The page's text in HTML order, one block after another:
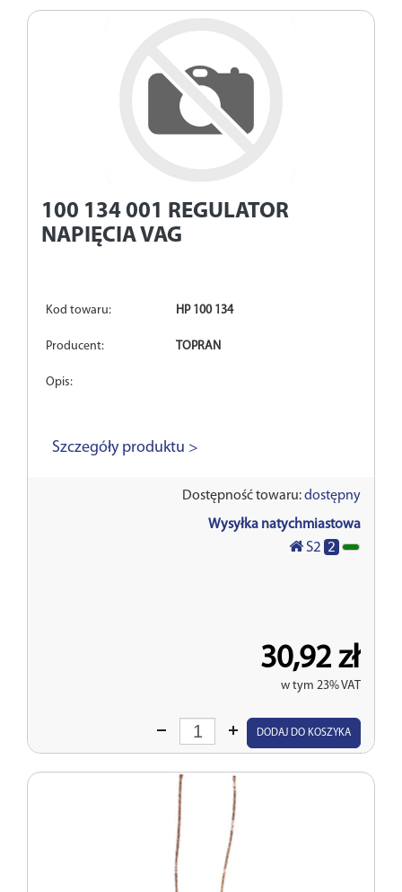
100 134 001
REGULATOR
NAPIĘCIA VAG
Kod towaru: HP 100 134
Producent: TOPRAN
Opis:
Szczegóły produktu >
Dostępność towaru:dostępny
Wysyłka natychmiastowa
S2 2
30,92 zł
w tym 23% VAT
Wprowadź
DODAJ DO KOSZYKA